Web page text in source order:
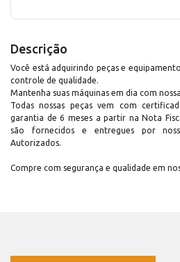
Descrição
Você está adquirindo peças e
controle de qualidade.
Mantenha suas máquinas em dia com
Todas nossas peças vem com
garantia de 6 meses a partir na Nota
são fornecidos e entregues por
Autorizados.
Compre com segurança e qualidade em